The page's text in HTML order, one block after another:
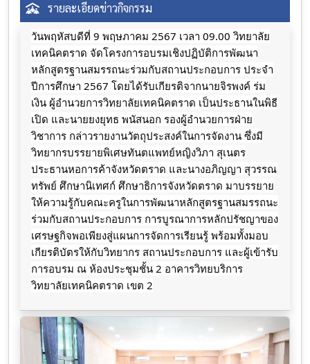
รายละเอียดข่าวกิจกรรม
วันพฤหัสบดีที่ 9 พฤษภาคม 2567 เวลา 09.00 วิทยาลัย
เทคนิคตราด จัดโครงการอบรมเชิงปฏิบัติการพัฒนา
หลักสูตรฐานสมรรถนะร่วมกับสถานประกอบการ ประจำ
ปีการศึกษา 2567 โดยได้รับเกียรติจากนายจิรพงค์ ร่ม
เงิน ผู้อำนวยการวิทยาลัยเทคนิคตราด เป็นประธานในพิธี
เปิด และนายยงยุทธ พนัสนอก รองผู้อำนวยการฝ่าย
วิชาการ กล่าวรายงานวัตถุประสงค์ในการจัดงาน ซึ่งมี
วิทยากรบรรยายพิเศษทันตแพทย์หญิงวิภา สุเนตร
ประธานหอการค้าจังหวัดตราด และนางอภิญญา สุวรรณ
ทรัพย์ ศึกษานิเทศก์ ศึกษาธิการจังหวัดตราด มาบรรยาย
ให้ความรู้กับคณะครูในการพัฒนาหลักสูตรฐานสมรรถนะ
ร่วมกับสถานประกอบการ การบูรณาการหลักปรัชญาของ
เศรษฐกิจพอเพียงสู่แผนการจัดการเรียนรู้ พร้อมทั้งมอบ
เกียรติบัตรให้กับวิทยากร สถานประกอบการ และผู้เข้ารับ
การอบรม ณ ห้องประชุมชั้น 2 อาคารวิทยบริการ
วิทยาลัยเทคนิคตราด เขต 2